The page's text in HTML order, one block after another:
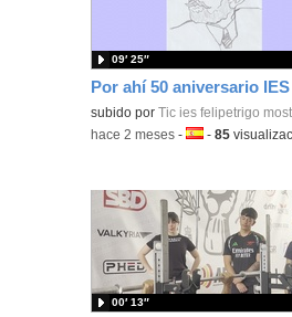
Contenido educativo.
subido por Tic ies felipetrigo
09′ 25″
-hace 2 meses -Idioma:
-85
00′ 13″